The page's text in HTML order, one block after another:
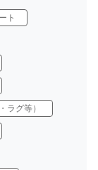
ト
ラグ等）